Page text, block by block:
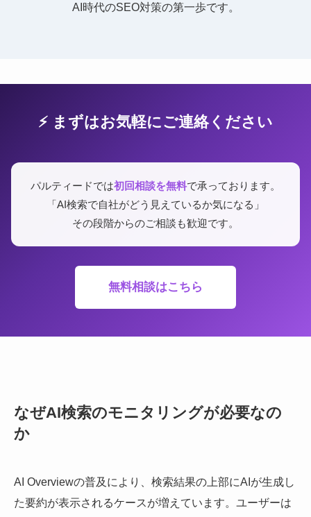
AI時代のSEO対策の第一歩です。
⚡ まずはお気軽にご連絡ください
パルティードでは初回相談を無料で承っております。
「AI検索で自社がどう見えているか気になる」
その段階からのご相談も歓迎です。
無料相談はこちら
なぜAI検索のモニタリングが必要なの
か
AI Overviewの普及により、検索結果の上部にAIが生成し
た要約が表示されるケースが増えています。ユーザーは